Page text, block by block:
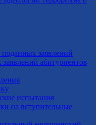
поданных заявлений
абитуриентов
испытания
на вступительные